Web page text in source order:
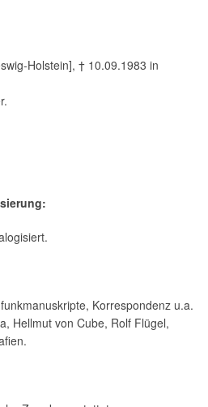
Holstein], † 10.09.1983 in
Korrespondenz u.a.
Hellmut von Cube, Rolf Flügel,